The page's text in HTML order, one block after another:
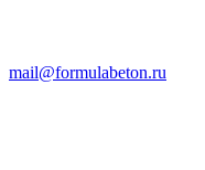
mail@formulabeton.ru